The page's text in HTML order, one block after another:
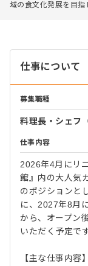
域の食文化発展を目指
仕事について
募集職種
料理長・シェフ
仕事内容
2026年4月にリ
館』内の大人気
のポジションと
に、2027年8月
から、オープン
いただく予定です
【主な仕事内容】